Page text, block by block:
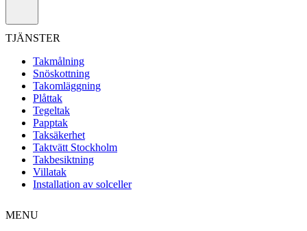
TJÄNSTER
Takmålning
Snöskottning
Takomläggning
Plåttak
Tegeltak
Papptak
Taksäkerhet
Taktvätt Stockholm
Takbesiktning
Villatak
Installation av solceller
MENU